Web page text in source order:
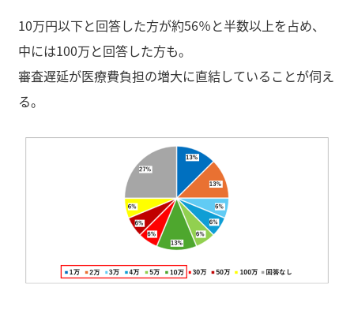
10万円以下と回答した方が約56％と半数以上を占め、
中には100万と回答した方も。
審査遅延が医療費負担の増大に直結していることが伺え
る。